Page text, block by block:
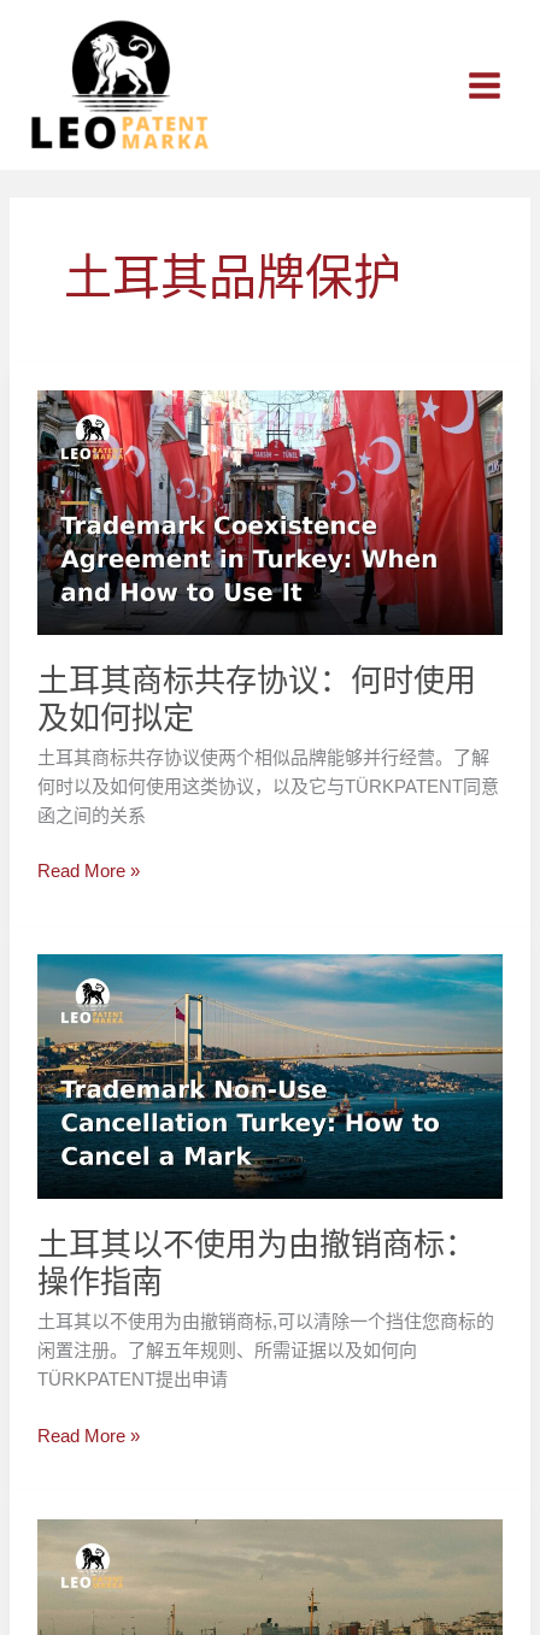
土耳其品牌保护
土耳其商标共存协议：何时使用
及如何拟定
土耳其商标共存协议使两个相似品牌能够并行经营。了解
何时以及如何使用这类协议，以及它与TÜRKPATENT同意
函之间的关系
土
耳
其
商
标
共
存
协
议：
何
时
使
用
及
如
拟
Read More »
土耳其以不使用为由撤销商标：
操作指南
土耳其以不使用为由撤销商标,可以清除一个挡住您商标的
闲置注册。了解五年规则、所需证据以及如何向
TÜRKPATENT提出申请
土
耳
以
不
使
用
为
由
撤
销
商
标：
操
作
南
Read More »
土
恶